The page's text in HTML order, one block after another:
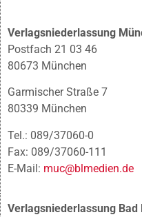
Verlagsniederlassung
Postfach 21 03 46
80673 München
Garmischer Straße 7
80339 München
Tel.: 089/37060-0
Fax: 089/37060-111
E-Mail: muc@blmedien.de
Verlagsniederlassung Bad